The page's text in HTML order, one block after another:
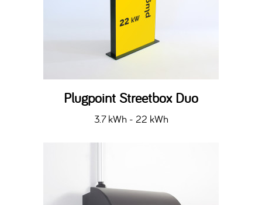
Plugpoint Streetbox Duo
3.7 kWh - 22 kWh